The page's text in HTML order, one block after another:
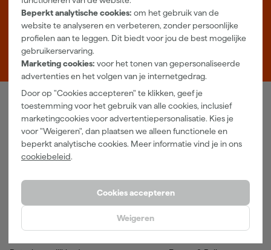
Beperkt analytische cookies: om het gebruik van de
website te analyseren en verbeteren, zonder persoonlijke
profielen aan te leggen. Dit biedt voor jou de best mogelijke
gebruikerservaring.
Marketing cookies: voor het tonen van gepersonaliseerde
advertenties en het volgen van je internetgedrag.
Door op "Cookies accepteren" te klikken, geef je
toestemming voor het gebruik van alle cookies, inclusief
marketingcookies voor advertentiepersonalisatie. Kies je
voor "Weigeren", dan plaatsen we alleen functionele en
beperkt analytische cookies. Meer informatie vind je in ons
cookiebeleid.
Cookies accepteren
Weigeren
Maandag t/m vrijdag 08:00 - 18:00
Zaterdag 08:00 - 16:00
Zevenheuvelenweg 25
5048 AN Tilburg
Verfwebwinkel
Schildersbenodigdheden
Gereedschappen
Grondverf en primer
Spuitbussen
Beits
Betonverf en -coatings
Hulp & contact
Klantenservice
Merken